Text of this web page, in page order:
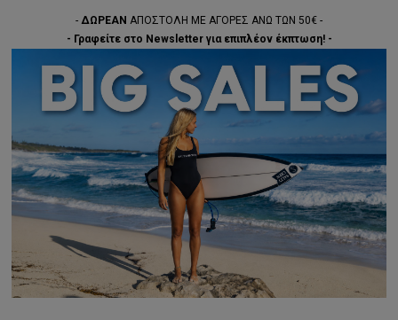
- ΔΩΡΕΑΝ ΑΠΟΣΤΟΛΗ ΜΕ ΑΓΟΡΕΣ ΑΝΩ ΤΩΝ 50€ -
- Γραφείτε στο Newsletter για επιπλέον έκπτωση! -